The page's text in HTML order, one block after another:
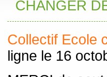
CHANGER
Collectif Ecole
ligne le 16